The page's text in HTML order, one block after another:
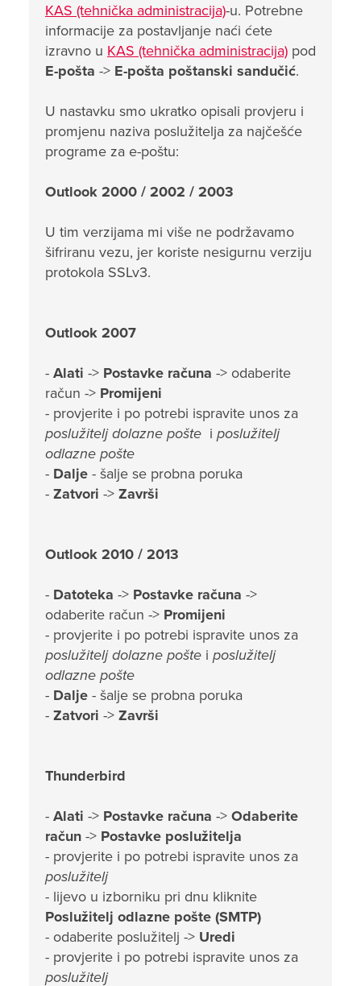
KAS (tehnička administracija)-u. Potrebne
informacije za postavljanje naći ćete
izravno u KAS (tehnička administracija) pod
E-pošta -> E-pošta poštanski sandučić.
U nastavku smo ukratko opisali provjeru i
promjenu naziva poslužitelja za najčešće
programe za e-poštu:
Outlook 2000 / 2002 / 2003
U tim verzijama mi više ne podržavamo
šifriranu vezu, jer koriste nesigurnu verziju
protokola SSLv3.
Outlook 2007
- Alati -> Postavke računa -> odaberite
račun -> Promijeni
- provjerite i po potrebi ispravite unos za
poslužitelj dolazne pošte i poslužitelj
odlazne pošte
- Dalje - šalje se probna poruka
- Zatvori -> Završi
Outlook 2010 / 2013
- Datoteka -> Postavke računa ->
odaberite račun -> Promijeni
- provjerite i po potrebi ispravite unos za
poslužitelj dolazne pošte i poslužitelj
odlazne pošte
- Dalje - šalje se probna poruka
- Zatvori -> Završi
Thunderbird
- Alati -> Postavke računa -> Odaberite
račun -> Postavke poslužitelja
- provjerite i po potrebi ispravite unos za
poslužitelj
- lijevo u izborniku pri dnu kliknite
Poslužitelj odlazne pošte (SMTP)
- odaberite poslužitelj -> Uredi
- provjerite i po potrebi ispravite unos za
poslužitelj